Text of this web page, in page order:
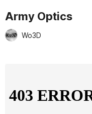
Army Optics
Wo3D